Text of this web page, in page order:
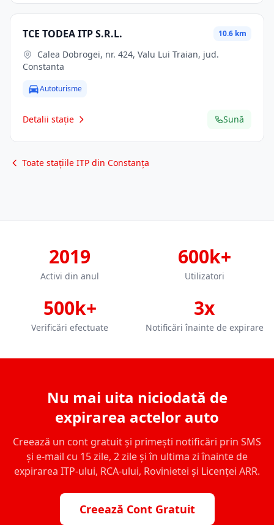
TCE TODEA ITP S.R.L. 10.6 km
Constanta
Autoturisme
Detalii stație Sună
Toate stațiile ITP din Constanța
2019
Activi din anul
600k+
Utilizatori
500k+
Verificări efectuate
3x
Notificări înainte de expirare
Nu mai uita niciodată de
expirarea actelor auto
Creează un cont gratuit și primești notificări prin SMS
și e-mail cu 15 zile, 2 zile și în ultima zi înainte de
expirarea ITP-ului, RCA-ului, Rovinietei și Licenței ARR.
Creează Cont Gratuit